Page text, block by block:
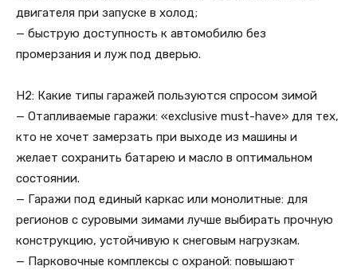
двигателя при запуске в холод;
— быструю доступность к автомобилю без
промерзания и луж под дверью.
H2: Какие типы гаражей пользуются спросом зимой
— Отапливаемые гаражи: «exclusive must-have» для тех,
кто не хочет замерзать при выходе из машины и
желает сохранить батарею и масло в оптимальном
состоянии.
— Гаражи под единый каркас или монолитные: для
регионов с суровыми зимами лучше выбирать прочную
конструкцию, устойчивую к снеговым нагрузкам.
— Парковочные комплексы с охраной: повышают